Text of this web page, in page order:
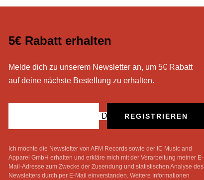
5€ Rabatt erhalten
Melde dich zu unserem Newsletter an, um 5€ Rabatt
auf deine nächste Bestellung zu erhalten.
Deine E-MailREGISTRIEREN
Ich möchte die Newsletter von AFM Records sowie der IC Music and
Apparel GmbH erhalten und erkläre mich mit der Verarbeitung meiner E-
Mail-Adresse zum Zwecke der Zusendung und statistischen Analyse des
Newsletters durch per E-Mail einverstanden. Weitere Informationen